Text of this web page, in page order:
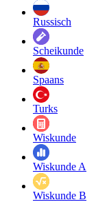
Russisch
Scheikunde
Spaans
Turks
Wiskunde
Wiskunde A
Wiskunde B